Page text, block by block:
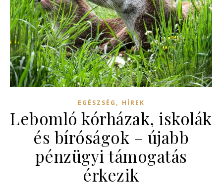
EGÉSZSÉG , HÍREK
Lebomló kórházak, iskolák
és bíróságok – újabb
pénzügyi támogatás
érkezik